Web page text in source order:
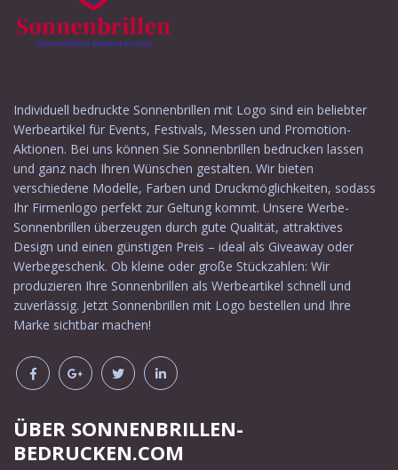
Individuell bedruckte Sonnenbrillen mit Logo sind ein beliebter
Werbeartikel für Events, Festivals, Messen und Promotion-
Aktionen. Bei uns können Sie Sonnenbrillen bedrucken lassen
und ganz nach Ihren Wünschen gestalten. Wir bieten
verschiedene Modelle, Farben und Druckmöglichkeiten, sodass
Ihr Firmenlogo perfekt zur Geltung kommt. Unsere Werbe-
Sonnenbrillen überzeugen durch gute Qualität, attraktives
Design und einen günstigen Preis – ideal als Giveaway oder
Werbegeschenk. Ob kleine oder große Stückzahlen: Wir
produzieren Ihre Sonnenbrillen als Werbeartikel schnell und
zuverlässig. Jetzt Sonnenbrillen mit Logo bestellen und Ihre
Marke sichtbar machen!
ÜBER SONNENBRILLEN-
BEDRUCKEN.COM